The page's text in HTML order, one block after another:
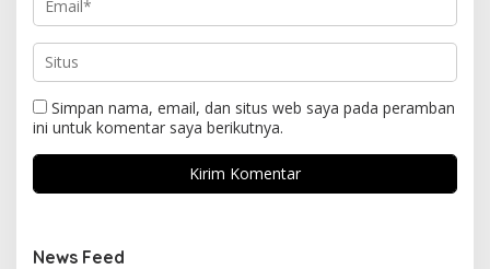
Simpan nama, email, dan situs web saya pada peramban
ini untuk komentar saya berikutnya.
News Feed